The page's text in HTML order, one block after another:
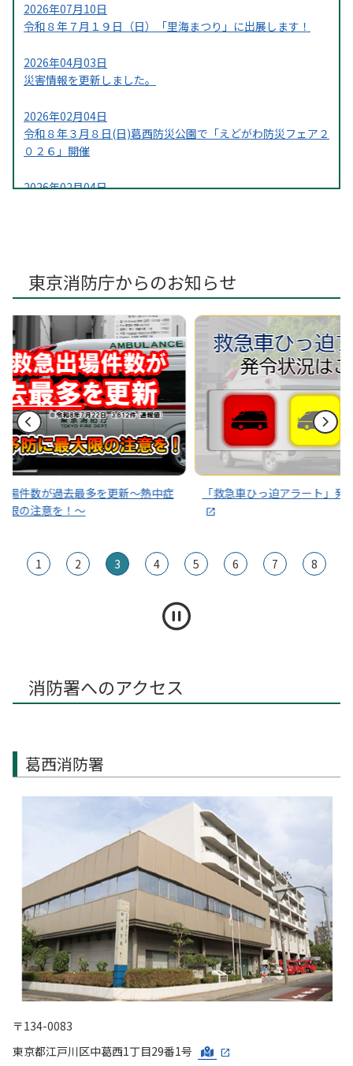
2026年07月10日
令和８年７月１９日（日）「里海まつり」に出展します！
2026年04月03日
災害情報を更新しました。
2026年02月04日
令和８年３月８日(日)葛󠄀西防災公園で「えどがわ防災フェア２
０２６」開催
2026年02月04日
令和８年１月２５日（日）に地下鉄博物館で広報活動を実施
します！
2025年12月16日
葛西消防署のシンボルマークが決定！！
2025年12月08日
東京消防庁災害時支援ボランティア募集中！
2025年10月05日
１０月２５日(土)東京ディワリフェスタ西葛西に消防ブースを
展示します！
東京消防庁からのお知らせ
中症 「救急車ひっ迫アラート」発令状況はこちら その通
1 2 3 4 5 6 7 8
消防署へのアクセス
葛西消防署
〒134-0083
東京都江戸川区中葛西1丁目29番1号